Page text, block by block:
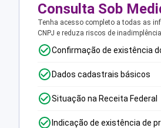
Consulta Sob
Tenha acesso completo a todas as
CNPJ e reduza riscos de
Confirmação de existência
Dados cadastrais básicos
Situação na Receita Federal
Indicação de existência de